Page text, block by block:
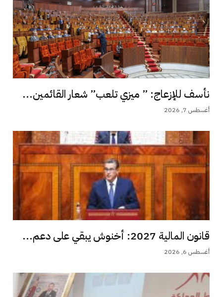
نأسف للإزعاج: ” ميزي تلعب” شعار القائمين...
أغسطس 7, 2026
قانون المالية 2027: أخنوش يبقي على دعم...
أغسطس 6, 2026